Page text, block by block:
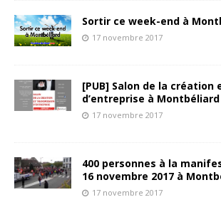
Sortir ce week-end à
17 novembre 2017
[PUB] Salon de la
d’entreprise à Montbéliard
17 novembre 2017
400 personnes à la
16 novembre 2017 à
17 novembre 2017